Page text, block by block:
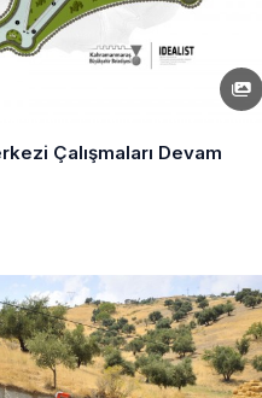
Çalışmaları Devam